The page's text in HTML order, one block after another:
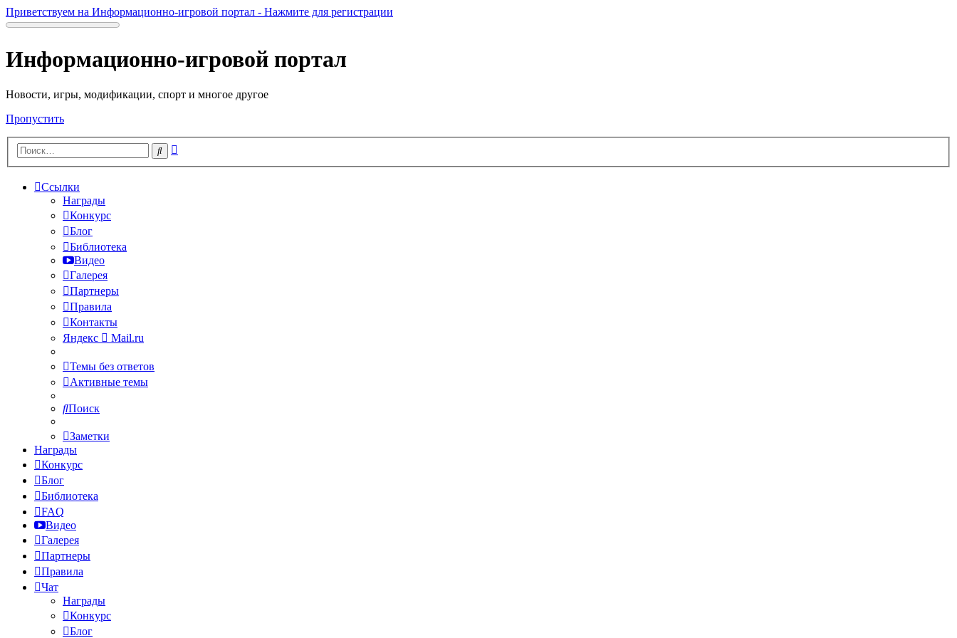
Приветствуем на Информационно-игровой портал - Нажмите для регистрации
Информационно-игровой портал
Новости, игры, модификации, спорт и многое другое
Пропустить
Поиск
Ссылки
Награды
Конкурс
Блог
Библиотека
Видео
Галерея
Партнеры
Правила
Контакты
Яндекс
Mail.ru
Темы без ответов
Активные темы
Поиск
Заметки
Награды
Конкурс
Блог
Библиотека
FAQ
Видео
Галерея
Партнеры
Правила
Чат
Награды
Конкурс
Блог